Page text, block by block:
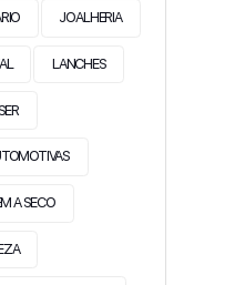
JOALHERIA
LANCHES
A SECO